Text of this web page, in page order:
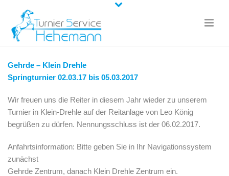
Gehrde – Klein Drehle
Springturnier 02.03.17 bis 05.03.2017
Wir freuen uns die Reiter in diesem Jahr wieder zu unserem
Turnier in Klein-Drehle auf der Reitanlage von Leo König
begrüßen zu dürfen. Nennungsschluss ist der 06.02.2017.
Anfahrtsinformation: Bitte geben Sie in Ihr Navigationssystem
zunächst
Gehrde Zentrum, danach Klein Drehle Zentrum ein.